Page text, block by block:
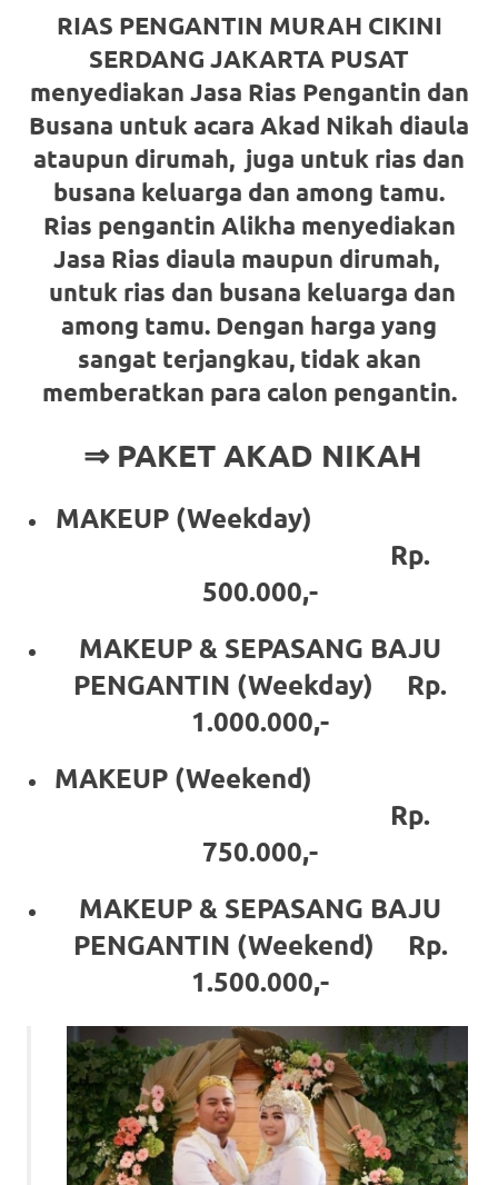
here
https://www.domainwatches.com
visit
website
fake
rolex.
content
https://
imitation
https://www.gameswatches.com
man
replica
men's
https://www.drugswatches.com.
RIAS PENGANTIN MURAH CIKINI
SERDANG JAKARTA PUSAT
menyediakan Jasa Rias Pengantin dan
Busana untuk acara Akad Nikah diaula
ataupun dirumah, juga untuk rias dan
busana keluarga dan among tamu.
Rias pengantin Alikha menyediakan
Jasa Rias diaula maupun dirumah,
untuk rias dan busana keluarga dan
among tamu. Dengan harga yang
sangat terjangkau, tidak akan
memberatkan para calon pengantin.
⇒ PAKET AKAD NIKAH
MAKEUP (Weekday)
Rp.
500.000,-
MAKEUP & SEPASANG BAJU
PENGANTIN (Weekday) Rp.
1.000.000,-
MAKEUP (Weekend)
Rp.
750.000,-
MAKEUP & SEPASANG BAJU
PENGANTIN (Weekend) Rp.
1.500.000,-